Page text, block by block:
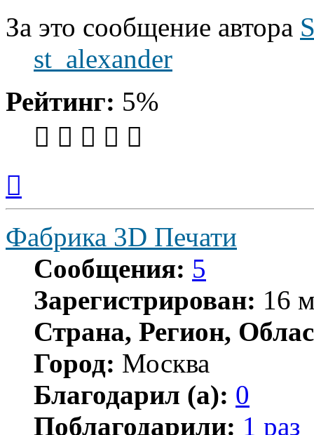
За это сообщение автора
st_alexander
Рейтинг: 5%
началу
Фабрика 3D Печати
Сообщения: 5
Зарегистрирован: 16
Страна, Регион,
Город: Москва
Благодарил (а): 0
Поблагодарили: 1 раз